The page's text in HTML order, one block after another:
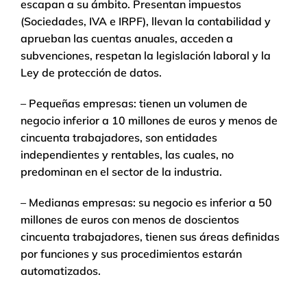
escapan a su ámbito. Presentan impuestos
(Sociedades, IVA e IRPF), llevan la contabilidad y
aprueban las cuentas anuales, acceden a
subvenciones, respetan la legislación laboral y la
Ley de protección de datos.
– Pequeñas empresas: tienen un volumen de
negocio inferior a 10 millones de euros y menos de
cincuenta trabajadores, son entidades
independientes y rentables, las cuales, no
predominan en el sector de la industria.
– Medianas empresas: su negocio es inferior a 50
millones de euros con menos de doscientos
cincuenta trabajadores, tienen sus áreas definidas
por funciones y sus procedimientos estarán
automatizados.